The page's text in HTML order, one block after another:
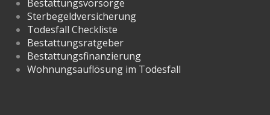
Bestattungsvorsorge
Sterbegeldversicherung
Todesfall Checkliste
Bestattungsratgeber
Bestattungsfinanzierung
Wohnungsauflösung im Todesfall